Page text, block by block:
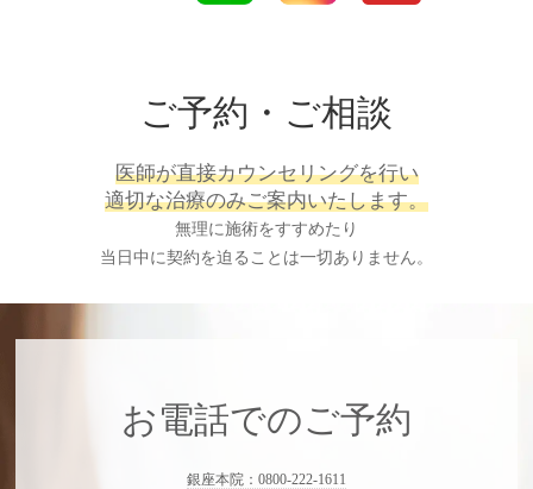
ご予約・ご相談
医師が直接カウンセリングを行い
適切な治療のみご案内いたします。
無理に施術をすすめたり
当日中に契約を迫ることは一切ありません。
お電話でのご予約
銀座本院：0800-222-1611